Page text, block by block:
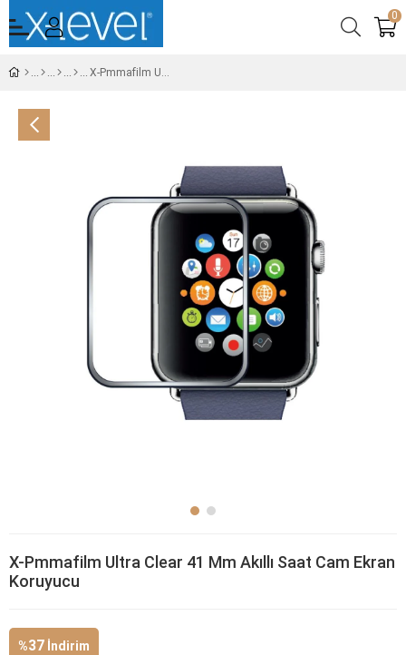
0
X-Pmmafilm Ultra Clear 41 Mm Akıllı Saat Cam Ekran Koruyucu
X-Pmmafilm Ultra Clear 41 Mm Akıllı Saat Cam Ekran
Koruyucu
%37 İndirim